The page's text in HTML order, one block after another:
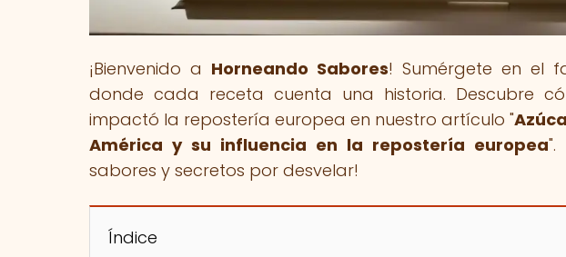
¡Bienvenido a Horneando Sabores! Sumérgete en el
donde cada receta cuenta una historia. Descubre
impactó la repostería europea en nuestro artículo "
América y su influencia en la repostería europea".
sabores y secretos por desvelar!
Índice